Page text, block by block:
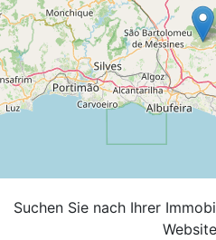
Suchen Sie nach Ihrer